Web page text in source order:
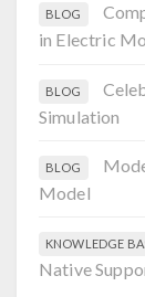
BLOG
in Electric
BLOG
Simulation
BLOG
Model
KNOWLEDGE
Native